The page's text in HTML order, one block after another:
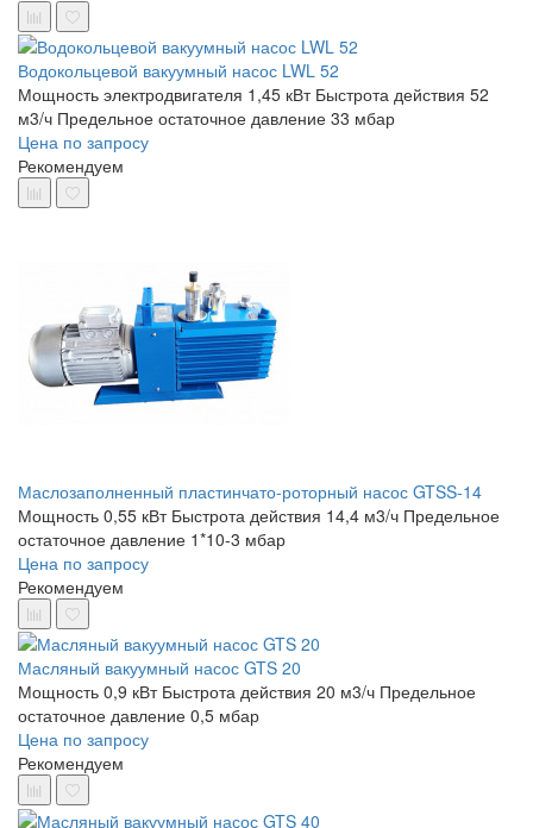
Водокольцевой вакуумный насос LWL 52
Мощность электродвигателя 1,45 кВт Быстрота действия 52
м3/ч Предельное остаточное давление 33 мбар
Цена по запросу
Рекомендуем
Маслозаполненный пластинчато-роторный насос GTSS-14
Мощность 0,55 кВт Быстрота действия 14,4 м3/ч Предельное
остаточное давление 1*10-3 мбар
Цена по запросу
Рекомендуем
Масляный вакуумный насос GTS 20
Мощность 0,9 кВт Быстрота действия 20 м3/ч Предельное
остаточное давление 0,5 мбар
Цена по запросу
Рекомендуем